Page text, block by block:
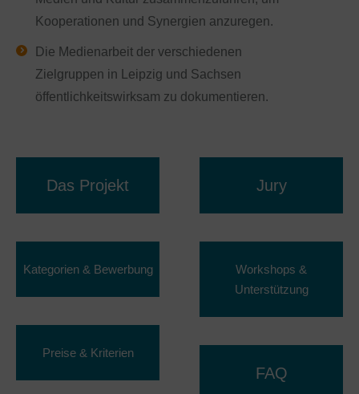
Kooperationen und Synergien anzuregen.
Die Medienarbeit der verschiedenen
Zielgruppen in Leipzig und Sachsen
öffentlichkeitswirksam zu dokumentieren.
Das Projekt
Kategorien & Bewerbung
Preise & Kriterien
Jury
Workshops &
Unterstützung
FAQ